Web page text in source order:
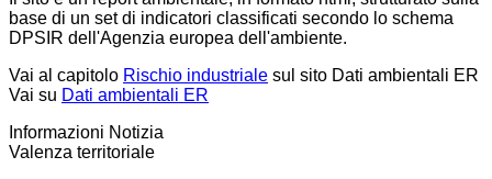
base di un set di indicatori classificati secondo lo schema
DPSIR dell'Agenzia europea dell'ambiente.
Vai al capitolo Rischio industriale sul sito Dati ambientali ER
Vai su Dati ambientali ER
Informazioni Notizia
Valenza territoriale